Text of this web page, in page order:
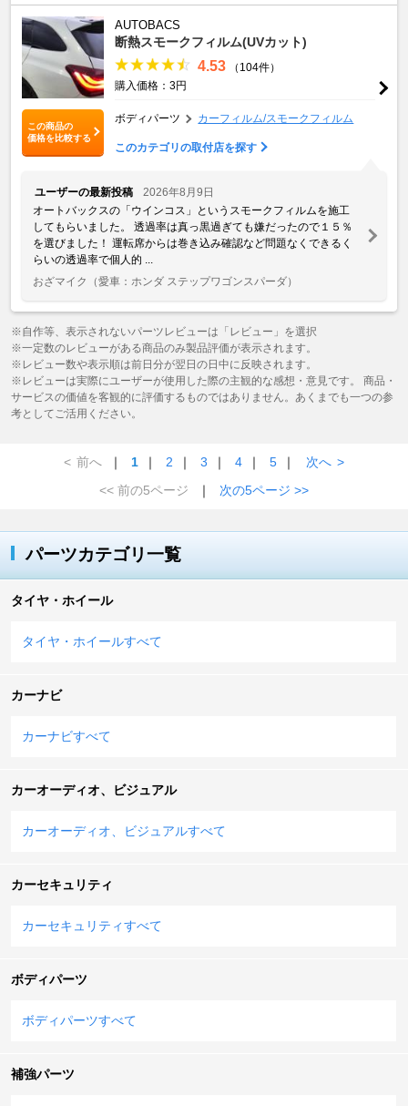
この商品の
価格を比較する
AUTOBACS
断熱スモークフィルム(UVカット)
4.53
（104件）
購入価格：3円
ボディパーツ カーフィルム/スモークフィルム
このカテゴリの取付店を探す
ユーザーの最新投稿
2026年8月9日
オートバックスの「ウインコス」というスモークフィルムを施工
してもらいました。 透過率は真っ黒過ぎても嫌だったので１５％
を選びました！ 運転席からは巻き込み確認など問題なくできるく
らいの透過率で個人的 ...
おざマイク
（愛車：ホンダ ステップワゴンスパーダ）
※自作等、表示されないパーツレビューは「レビュー」を選択
※一定数のレビューがある商品のみ製品評価が表示されます。
※レビュー数や表示順は前日分が翌日の日中に反映されます。
※レビューは実際にユーザーが使用した際の主観的な感想・意見です。 商品・
サービスの価値を客観的に評価するものではありません。あくまでも一つの参
考としてご活用ください。
< 前へ ｜ 1 ｜ 2 ｜ 3 ｜ 4 ｜ 5 ｜ 次へ >
<< 前の5ページ
｜ 次の5ページ >>
パーツカテゴリ一覧
タイヤ・ホイール
タイヤ・ホイールすべて
カーナビ
カーナビすべて
カーオーディオ、ビジュアル
カーオーディオ、ビジュアルすべて
カーセキュリティ
カーセキュリティすべて
ボディパーツ
ボディパーツすべて
補強パーツ